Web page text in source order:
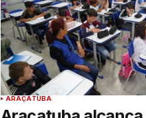
ARAÇATUBA